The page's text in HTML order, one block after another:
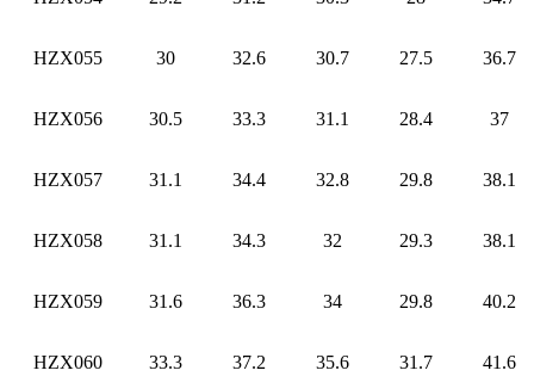
HZX055 30 32.6 30.7 27.5 36.7
HZX056 30.5 33.3 31.1 28.4 37
HZX057 31.1 34.4 32.8 29.8 38.1
HZX058 31.1 34.3 32 29.3 38.1
HZX059 31.6 36.3 34 29.8 40.2
HZX060 33.3 37.2 35.6 31.7 41.6